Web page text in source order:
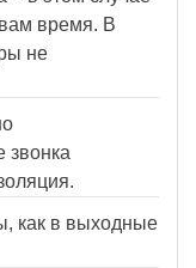
время. В
не
звонка
как в выходные